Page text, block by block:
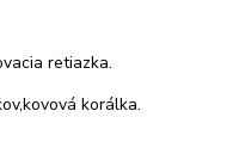
retiazka.
korálka.